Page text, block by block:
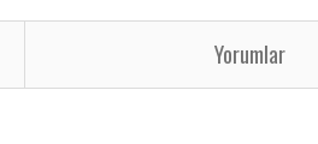
Yorumlar